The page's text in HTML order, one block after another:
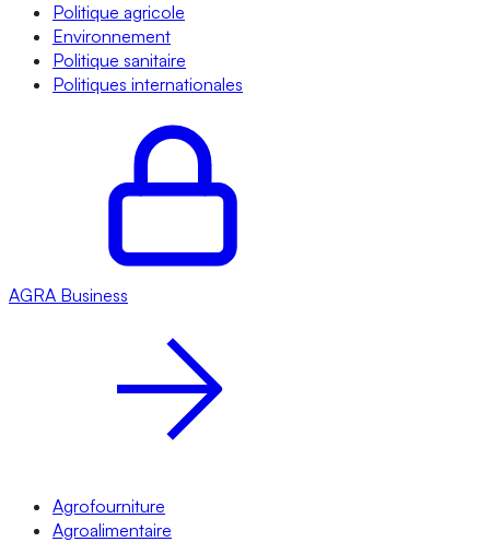
Politique agricole
Environnement
Politique sanitaire
Politiques internationales
AGRA Business
Agrofourniture
Agroalimentaire